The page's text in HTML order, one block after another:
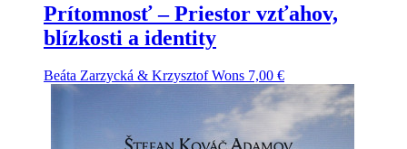
Prítomnosť – Priestor vzťahov,
blízkosti a identity
Beáta Zarzycká & Krzysztof Wons 7,00 €